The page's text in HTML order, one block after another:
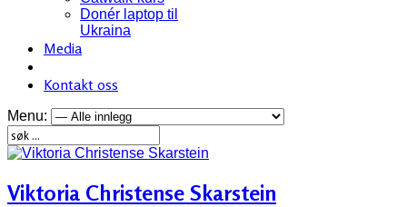
Donér laptop til
Ukraina
Media
Kontakt oss
Menu:
Viktoria Christense Skarstein